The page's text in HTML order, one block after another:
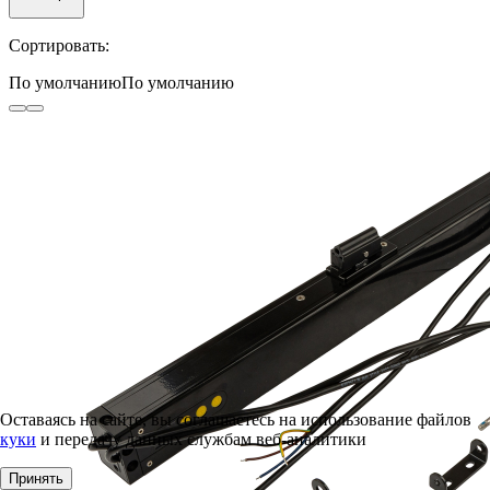
Сортировать:
По умолчаниюПо умолчанию
Оставаясь на сайте, вы соглашаетесь на использование файлов
куки и передачу данных службам веб-аналитики
Принять